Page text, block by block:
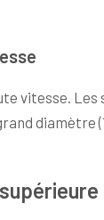
vitesse. Les
diamètre